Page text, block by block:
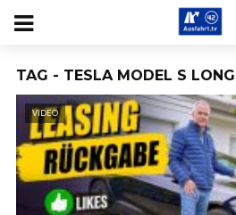
TAG - TESLA MODEL S
VIDEO